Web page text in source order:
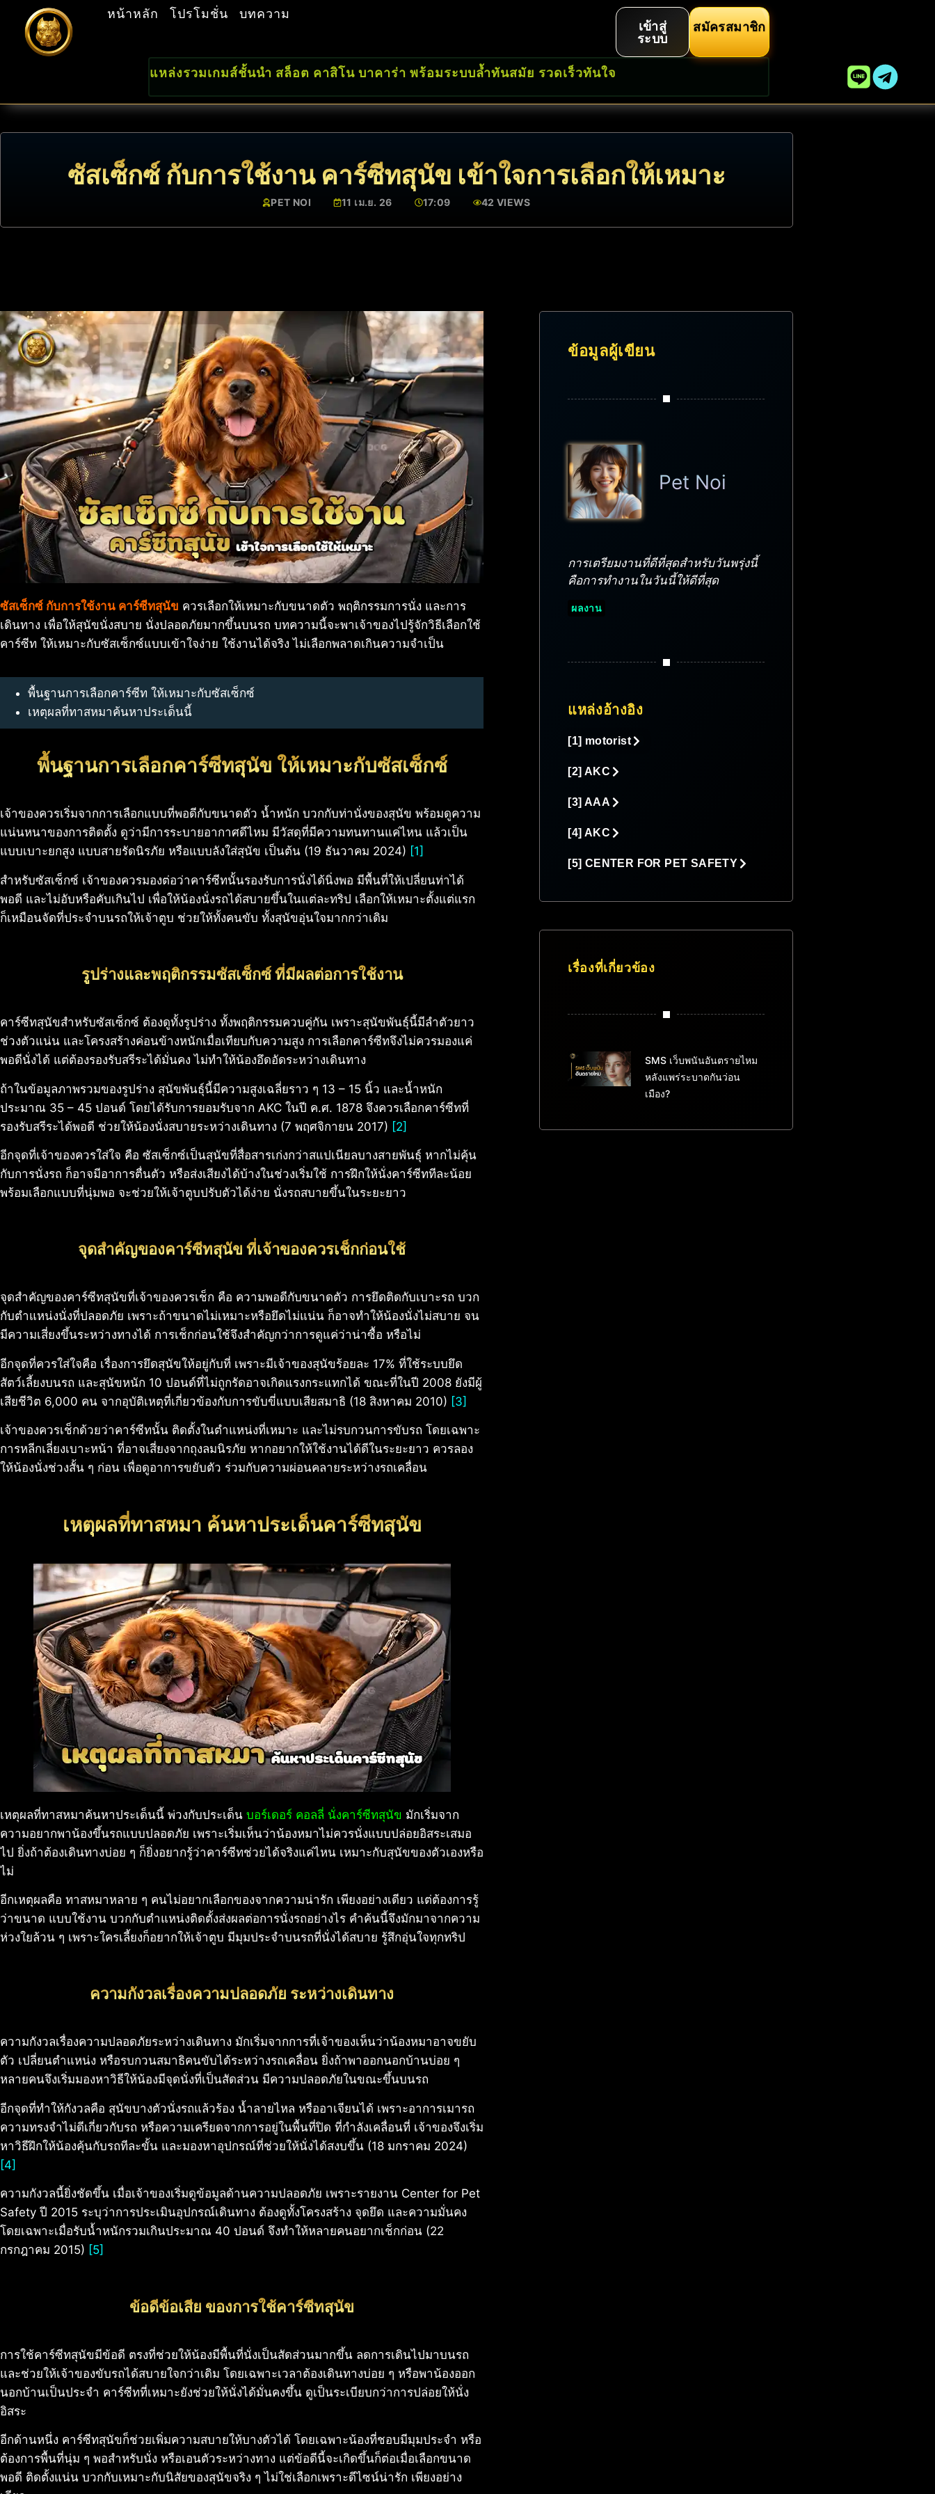
หน้าหลัก โปรโมชั่น บทความ
เข้าสู่
ระบบ
สมัครสมาชิก
แหล่งรวมเกมส์ชั้นนำ สล็อต คาสิโน บาคาร่า พร้อมระบบล้ำทันสมัย รวดเร็วทันใจ
ซัสเซ็กซ์ กับการใช้งาน คาร์ซีทสุนัข เข้าใจการเลือกให้เหมาะ
PET NOI 11 เม.ย. 26 17:09 42 VIEWS
ซัสเซ็กซ์ กับการใช้งาน คาร์ซีทสุนัข ควรเลือกให้เหมาะกับขนาดตัว พฤติกรรมการนั่ง และการ
เดินทาง เพื่อให้สุนัขนั่งสบาย นั่งปลอดภัยมากขึ้นบนรถ บทความนี้จะพาเจ้าของไปรู้จักวิธีเลือกใช้
คาร์ซีท ให้เหมาะกับซัสเซ็กซ์แบบเข้าใจง่าย ใช้งานได้จริง ไม่เลือกพลาดเกินความจำเป็น
พื้นฐานการเลือกคาร์ซีท ให้เหมาะกับซัสเซ็กซ์
เหตุผลที่ทาสหมาค้นหาประเด็นนี้
พื้นฐานการเลือกคาร์ซีทสุนัข ให้เหมาะกับซัสเซ็กซ์
เจ้าของควรเริ่มจากการเลือกแบบที่พอดีกับขนาดตัว น้ำหนัก บวกกับท่านั่งของสุนัข พร้อมดูความ
แน่นหนาของการติดตั้ง ดูว่ามีการระบายอากาศดีไหม มีวัสดุที่มีความทนทานแค่ไหน แล้วเป็น
แบบเบาะยกสูง แบบสายรัดนิรภัย หรือแบบลังใส่สุนัข เป็นต้น (19 ธันวาคม 2024) [1]
สำหรับซัสเซ็กซ์ เจ้าของควรมองต่อว่าคาร์ซีทนั้นรองรับการนั่งได้นิ่งพอ มีพื้นที่ให้เปลี่ยนท่าได้
พอดี และไม่อับหรือคับเกินไป เพื่อให้น้องนั่งรถได้สบายขึ้นในแต่ละทริป เลือกให้เหมาะตั้งแต่แรก
ก็เหมือนจัดที่ประจำบนรถให้เจ้าตูบ ช่วยให้ทั้งคนขับ ทั้งสุนัขอุ่นใจมากกว่าเดิม
รูปร่างและพฤติกรรมซัสเซ็กซ์ ที่มีผลต่อการใช้งาน
คาร์ซีทสุนัขสำหรับซัสเซ็กซ์ ต้องดูทั้งรูปร่าง ทั้งพฤติกรรมควบคู่กัน เพราะสุนัขพันธุ์นี้มีลำตัวยาว
ช่วงตัวแน่น และโครงสร้างค่อนข้างหนักเมื่อเทียบกับความสูง การเลือกคาร์ซีทจึงไม่ควรมองแค่
พอดีนั่งได้ แต่ต้องรองรับสรีระได้มั่นคง ไม่ทำให้น้องอึดอัดระหว่างเดินทาง
ถ้าในข้อมูลภาพรวมของรูปร่าง สุนัขพันธุ์นี้มีความสูงเฉลี่ยราว ๆ 13 – 15 นิ้ว และน้ำหนัก
ประมาณ 35 – 45 ปอนด์ โดยได้รับการยอมรับจาก AKC ในปี ค.ศ. 1878 จึงควรเลือกคาร์ซีทที่
รองรับสรีระได้พอดี ช่วยให้น้องนั่งสบายระหว่างเดินทาง (7 พฤศจิกายน 2017) [2]
อีกจุดที่เจ้าของควรใส่ใจ คือ ซัสเซ็กซ์เป็นสุนัขที่สื่อสารเก่งกว่าสแปเนียลบางสายพันธุ์ หากไม่คุ้น
กับการนั่งรถ ก็อาจมีอาการตื่นตัว หรือส่งเสียงได้บ้างในช่วงเริ่มใช้ การฝึกให้นั่งคาร์ซีททีละน้อย
พร้อมเลือกแบบที่นุ่มพอ จะช่วยให้เจ้าตูบปรับตัวได้ง่าย นั่งรถสบายขึ้นในระยะยาว
จุดสำคัญของคาร์ซีทสุนัข ที่เจ้าของควรเช็กก่อนใช้
จุดสำคัญของคาร์ซีทสุนัขที่เจ้าของควรเช็ก คือ ความพอดีกับขนาดตัว การยึดติดกับเบาะรถ บวก
กับตำแหน่งนั่งที่ปลอดภัย เพราะถ้าขนาดไม่เหมาะหรือยึดไม่แน่น ก็อาจทำให้น้องนั่งไม่สบาย จน
มีความเสี่ยงขึ้นระหว่างทางได้ การเช็กก่อนใช้จึงสำคัญกว่าการดูแค่ว่าน่าซื้อ หรือไม่
อีกจุดที่ควรใส่ใจคือ เรื่องการยึดสุนัขให้อยู่กับที่ เพราะมีเจ้าของสุนัขร้อยละ 17% ที่ใช้ระบบยึด
สัตว์เลี้ยงบนรถ และสุนัขหนัก 10 ปอนด์ที่ไม่ถูกรัดอาจเกิดแรงกระแทกได้ ขณะที่ในปี 2008 ยังมีผู้
เสียชีวิต 6,000 คน จากอุบัติเหตุที่เกี่ยวข้องกับการขับขี่แบบเสียสมาธิ (18 สิงหาคม 2010) [3]
เจ้าของควรเช็กด้วยว่าคาร์ซีทนั้น ติดตั้งในตำแหน่งที่เหมาะ และไม่รบกวนการขับรถ โดยเฉพาะ
การหลีกเลี่ยงเบาะหน้า ที่อาจเสี่ยงจากถุงลมนิรภัย หากอยากให้ใช้งานได้ดีในระยะยาว ควรลอง
ให้น้องนั่งช่วงสั้น ๆ ก่อน เพื่อดูอาการขยับตัว ร่วมกับความผ่อนคลายระหว่างรถเคลื่อน
เหตุผลที่ทาสหมา ค้นหาประเด็นคาร์ซีทสุนัข
เหตุผลที่ทาสหมาค้นหาประเด็นนี้ พ่วงกับประเด็น บอร์เดอร์ คอลลี่ นั่งคาร์ซีทสุนัข มักเริ่มจาก
ความอยากพาน้องขึ้นรถแบบปลอดภัย เพราะเริ่มเห็นว่าน้องหมาไม่ควรนั่งแบบปล่อยอิสระเสมอ
ไป ยิ่งถ้าต้องเดินทางบ่อย ๆ ก็ยิ่งอยากรู้ว่าคาร์ซีทช่วยได้จริงแค่ไหน เหมาะกับสุนัขของตัวเองหรือ
ไม่
อีกเหตุผลคือ ทาสหมาหลาย ๆ คนไม่อยากเลือกของจากความน่ารัก เพียงอย่างเดียว แต่ต้องการรู้
ว่าขนาด แบบใช้งาน บวกกับตำแหน่งติดตั้งส่งผลต่อการนั่งรถอย่างไร คำค้นนี้จึงมักมาจากความ
ห่วงใยล้วน ๆ เพราะใครเลี้ยงก็อยากให้เจ้าตูบ มีมุมประจำบนรถที่นั่งได้สบาย รู้สึกอุ่นใจทุกทริป
ความกังวลเรื่องความปลอดภัย ระหว่างเดินทาง
ความกังวลเรื่องความปลอดภัยระหว่างเดินทาง มักเริ่มจากการที่เจ้าของเห็นว่าน้องหมาอาจขยับ
ตัว เปลี่ยนตำแหน่ง หรือรบกวนสมาธิคนขับได้ระหว่างรถเคลื่อน ยิ่งถ้าพาออกนอกบ้านบ่อย ๆ
หลายคนจึงเริ่มมองหาวิธีให้น้องมีจุดนั่งที่เป็นสัดส่วน มีความปลอดภัยในขณะขึ้นบนรถ
อีกจุดที่ทำให้กังวลคือ สุนัขบางตัวนั่งรถแล้วร้อง น้ำลายไหล หรืออาเจียนได้ เพราะอาการเมารถ
ความทรงจำไม่ดีเกี่ยวกับรถ หรือความเครียดจากการอยู่ในพื้นที่ปิด ที่กำลังเคลื่อนที่ เจ้าของจึงเริ่ม
หาวิธีฝึกให้น้องคุ้นกับรถทีละขั้น และมองหาอุปกรณ์ที่ช่วยให้นั่งได้สงบขึ้น (18 มกราคม 2024)
[4]
ความกังวลนี้ยิ่งชัดขึ้น เมื่อเจ้าของเริ่มดูข้อมูลด้านความปลอดภัย เพราะรายงาน Center for Pet
Safety ปี 2015 ระบุว่าการประเมินอุปกรณ์เดินทาง ต้องดูทั้งโครงสร้าง จุดยึด และความมั่นคง
โดยเฉพาะเมื่อรับน้ำหนักรวมเกินประมาณ 40 ปอนด์ จึงทำให้หลายคนอยากเช็กก่อน (22
กรกฎาคม 2015) [5]
ข้อดีข้อเสีย ของการใช้คาร์ซีทสุนัข
การใช้คาร์ซีทสุนัขมีข้อดี ตรงที่ช่วยให้น้องมีพื้นที่นั่งเป็นสัดส่วนมากขึ้น ลดการเดินไปมาบนรถ
และช่วยให้เจ้าของขับรถได้สบายใจกว่าเดิม โดยเฉพาะเวลาต้องเดินทางบ่อย ๆ หรือพาน้องออก
นอกบ้านเป็นประจำ คาร์ซีทที่เหมาะยังช่วยให้นั่งได้มั่นคงขึ้น ดูเป็นระเบียบกว่าการปล่อยให้นั่ง
อิสระ
อีกด้านหนึ่ง คาร์ซีทสุนัขก็ช่วยเพิ่มความสบายให้บางตัวได้ โดยเฉพาะน้องที่ชอบมีมุมประจำ หรือ
ต้องการพื้นที่นุ่ม ๆ พอสำหรับนั่ง หรือเอนตัวระหว่างทาง แต่ข้อดีนี้จะเกิดขึ้นก็ต่อเมื่อเลือกขนาด
พอดี ติดตั้งแน่น บวกกับเหมาะกับนิสัยของสุนัขจริง ๆ ไม่ใช่เลือกเพราะดีไซน์น่ารัก เพียงอย่าง
ข้อมูลผู้เขียน
Pet Noi
การเตรียมงานที่ดีที่สุดสำหรับวันพรุ่งนี้
คือการทำงานในวันนี้ให้ดีที่สุด
ผลงาน
แหล่งอ้างอิง
[1] motorist
[2] AKC
[3] AAA
[4] AKC
[5] CENTER FOR PET SAFETY
เรื่องที่เกี่ยวข้อง
SMS เว็บพนันอันตรายไหม
หลังแพร่ระบาดกันว่อน
เมือง?